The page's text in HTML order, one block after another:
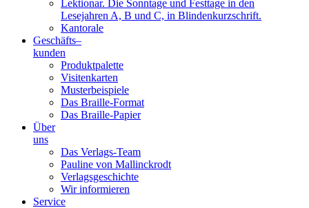
Lektionar. Die Sonntage und Festtage in den
Lesejahren A, B und C, in Blindenkurzschrift.
Kantorale
Geschäfts­–
kunden
Produktpalette
Visitenkarten
Musterbeispiele
Das Braille-Format
Das Braille-Papier
Über
uns
Das Verlags-Team
Pauline von Mallinckrodt
Verlagsgeschichte
Wir informieren
Service